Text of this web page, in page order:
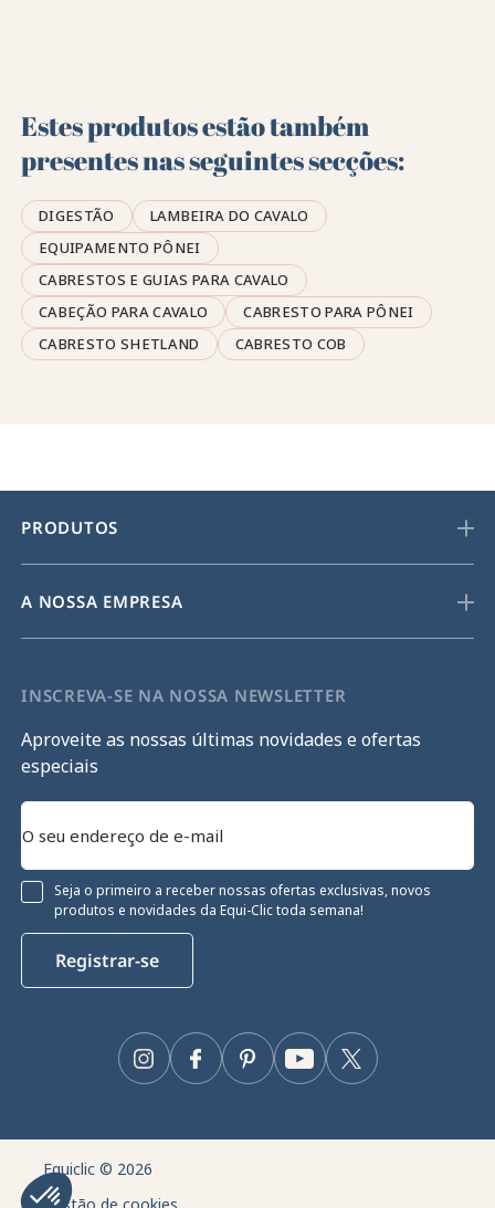
Estes produtos estão também
presentes nas seguintes secções:
DIGESTÃO
LAMBEIRA DO CAVALO
EQUIPAMENTO PÔNEI
CABRESTOS E GUIAS PARA CAVALO
CABEÇÃO PARA CAVALO
CABRESTO PARA PÔNEI
CABRESTO SHETLAND
CABRESTO COB
PRODUTOS
A NOSSA EMPRESA
INSCREVA-SE NA NOSSA NEWSLETTER
Aproveite as nossas últimas novidades e ofertas
especiais
Seja o primeiro a receber nossas ofertas exclusivas, novos
produtos e novidades da Equi-Clic toda semana!
Registrar-se
Facebook Twitter
YouTube
Pinterest
Instagram
Equiclic © 2026